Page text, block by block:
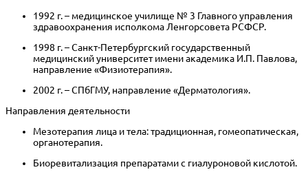
1992 г. – медицинское училище № 3 Главного управления
здравоохранения исполкома Ленгорсовета РСФСР.
1998 г. – Санкт-Петербургский государственный
медицинский университет имени академика И.П. Павлова,
направление «Физиотерапия».
2002 г. – СПбГМУ, направление «Дерматология».
Направления деятельности
Мезотерапия лица и тела: традиционная, гомеопатическая,
органотерапия.
Биоревитализация препаратами с гиалуроновой кислотой.